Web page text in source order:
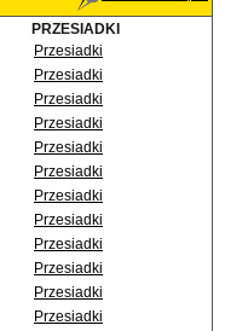
PRZESIADKI
Przesiadki
Przesiadki
Przesiadki
Przesiadki
Przesiadki
Przesiadki
Przesiadki
Przesiadki
Przesiadki
Przesiadki
Przesiadki
Przesiadki